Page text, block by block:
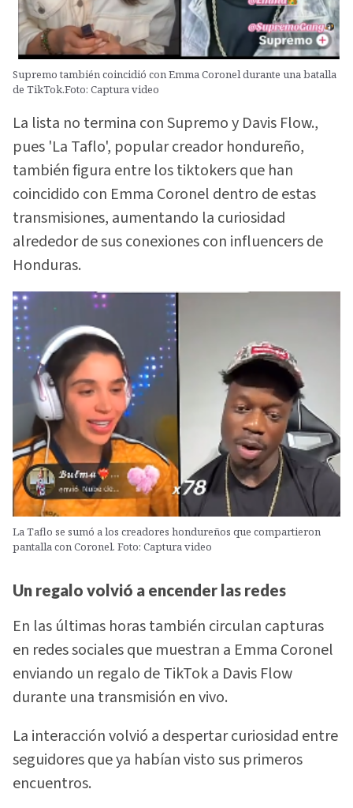
Supremo también coincidió con Emma Coronel durante una batalla
de TikTok.Foto: Captura video
La lista no termina con Supremo y Davis Flow.,
pues 'La Taflo', popular creador hondureño,
también figura entre los tiktokers que han
coincidido con Emma Coronel dentro de estas
transmisiones, aumentando la curiosidad
alrededor de sus conexiones con influencers de
Honduras.
La Taflo se sumó a los creadores hondureños que compartieron
pantalla con Coronel. Foto: Captura video
Un regalo volvió a encender las redes
En las últimas horas también circulan capturas
en redes sociales que muestran a Emma Coronel
enviando un regalo de TikTok a Davis Flow
durante una transmisión en vivo.
La interacción volvió a despertar curiosidad entre
seguidores que ya habían visto sus primeros
encuentros.